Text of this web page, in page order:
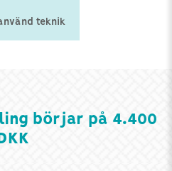
teknik
börjar på 4.400
DKK